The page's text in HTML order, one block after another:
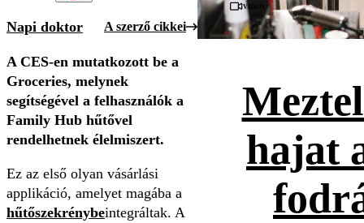
Napi doktor A szerző cikkei
A CES-en mutatkozott be a
Groceries, melynek
segítségével a felhasználók a
Family Hub hűtővel
rendelhetnek élelmiszert.
Ez az első olyan vásárlási
applikáció, amelyet magába a
hűtőszekrénybeintegráltak. A
Videó
hajat